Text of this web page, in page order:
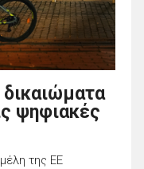
ψηφιακές
της ΕΕ